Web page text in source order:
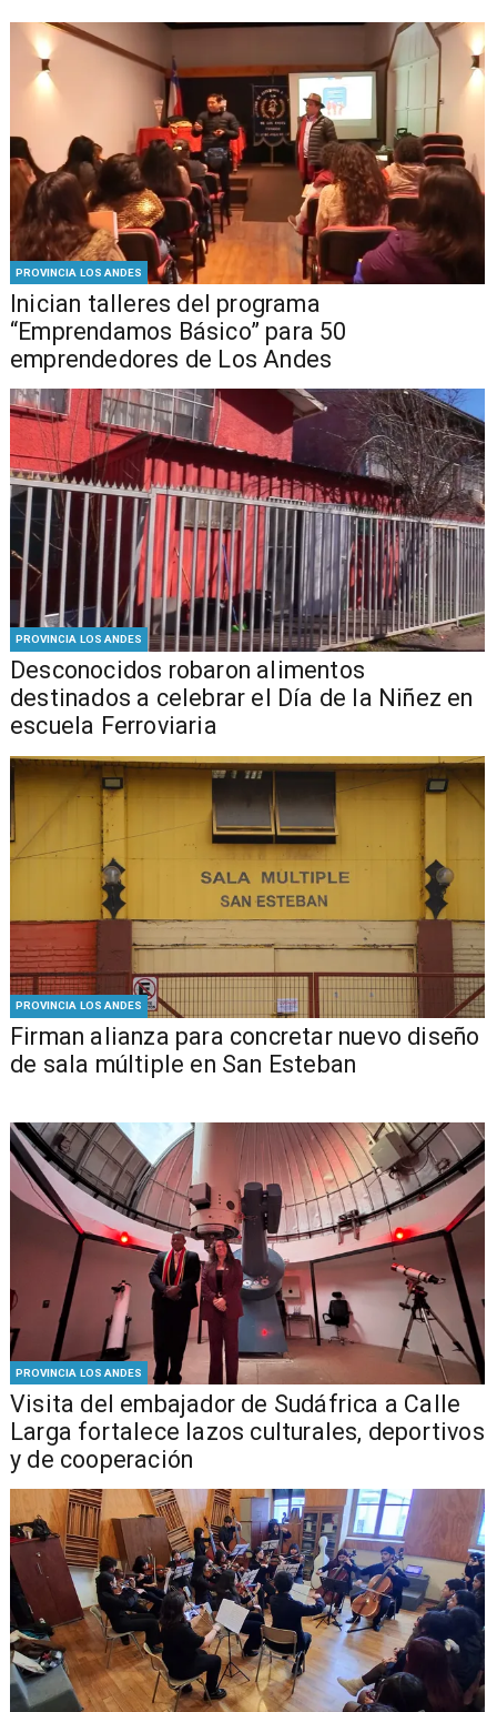
PROVINCIA LOS ANDES
Inician talleres del programa
“Emprendamos Básico” para 50
emprendedores de Los Andes
PROVINCIA LOS ANDES
Desconocidos robaron alimentos
destinados a celebrar el Día de la Niñez en
escuela Ferroviaria
PROVINCIA LOS ANDES
​​Firman alianza para concretar nuevo diseño
de sala múltiple en San Esteban
PROVINCIA LOS ANDES
​Visita del embajador de Sudáfrica a Calle
Larga fortalece lazos culturales, deportivos
y de cooperación